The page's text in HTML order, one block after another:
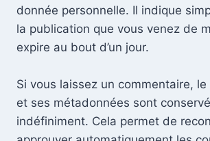
donnée personnelle. Il indique
la publication que vous venez de
expire au bout d’un jour.
Si vous laissez un commentaire,
et ses métadonnées sont
indéfiniment. Cela permet de